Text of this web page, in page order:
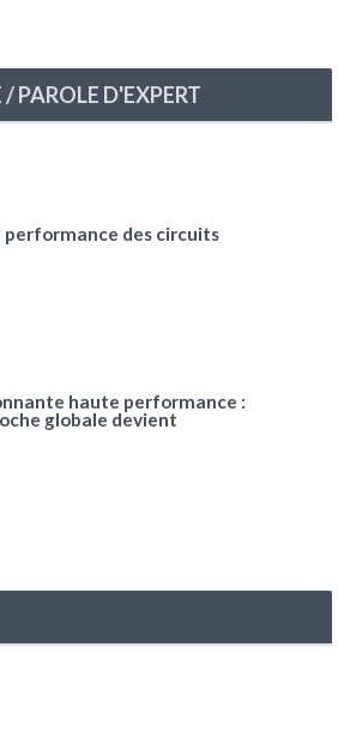
PAROLE D'EXPERT
performance des circuits
haute performance :
globale devient